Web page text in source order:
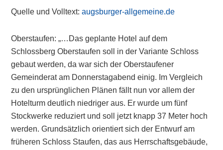
Quelle und Volltext:augsburger-allgemeine.de
Oberstaufen: „…Das geplante Hotel auf dem
Schlossberg Oberstaufen soll in der Variante Schloss
gebaut werden, da war sich der Oberstaufener
Gemeinderat am Donnerstagabend einig. Im Vergleich
zu den ursprünglichen Plänen fällt nun vor allem der
Hotelturm deutlich niedriger aus. Er wurde um fünf
Stockwerke reduziert und soll jetzt knapp 37 Meter hoch
werden. Grundsätzlich orientiert sich der Entwurf am
früheren Schloss Staufen, das aus Herrschaftsgebäude,